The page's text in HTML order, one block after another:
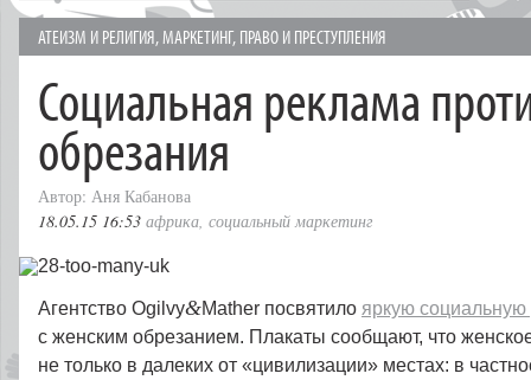
АТЕИЗМ И РЕЛИГИЯ,МАРКЕТИНГ, ПРАВО И ПРЕСТУПЛЕНИЯ
Социальная реклама
обрезания
Автор: Аня Кабанова
18.05.15 16:53 африка, социальный маркетинг
Агентство Ogilvy&Mather посвятило яркую социальную
с женским обрезанием. Плакаты сообщают, что
не только в далеких от «цивилизации» местах: в